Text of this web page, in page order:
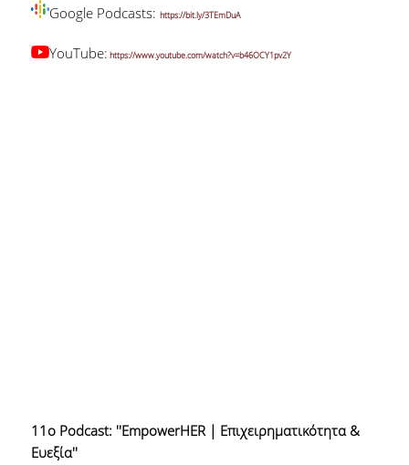
Google Podcasts: https://bit.ly/3TEmDuA
YouTube: https://www.youtube.com/watch?v=b46OCY1pv2Y
11ο Podcast: ''EmpowerHER | Επιχειρηματικότητα &
Ευεξία''